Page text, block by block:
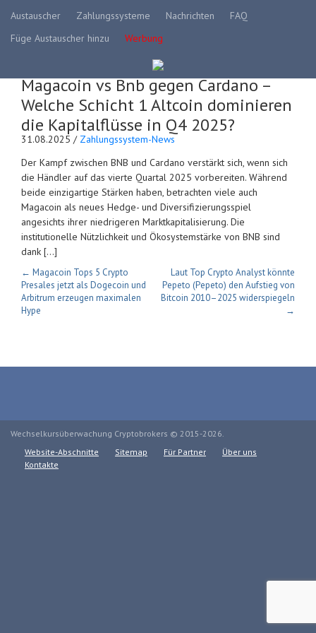
Austauscher Zahlungssysteme Nachrichten
FAQ
Füge Austauscher hinzu
Werbung
Magacoin vs Bnb gegen Cardano –
Welche Schicht 1 Altcoin dominieren
die Kapitalflüsse in Q4 2025?
31.08.2025 / Zahlungssystem-News
Der Kampf zwischen BNB und Cardano verstärkt sich, wenn sich
die Händler auf das vierte Quartal 2025 vorbereiten. Während
beide einzigartige Stärken haben, betrachten viele auch
Magacoin als neues Hedge- und Diversifizierungsspiel
angesichts ihrer niedrigeren Marktkapitalisierung. Die
institutionelle Nützlichkeit und Ökosystemstärke von BNB sind
dank […]
← Magacoin Tops 5 Crypto
Presales jetzt als Dogecoin und
Arbitrum erzeugen maximalen
Hype
Laut Top Crypto Analyst könnte
Pepeto (Pepeto) den Aufstieg von
Bitcoin 2010–2025 widerspiegeln
→
Wechselkursüberwachung Cryptobrokers © 2015-2026.
Website-Abschnitte
Sitemap Für Partner
Über uns
Kontakte